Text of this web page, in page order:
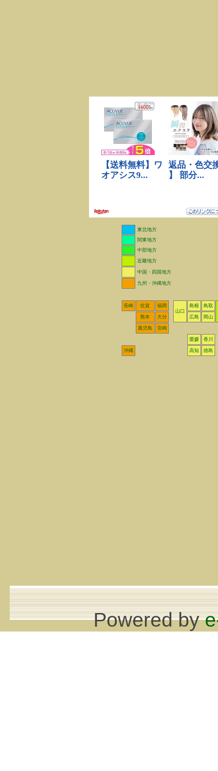
東北地方
関東地方
中部地方
近畿地方
中国・四国地方
九州・沖縄地方
長崎 佐賀
福岡
山口
島根
鳥取
熊本
大分 広島 岡山
鹿児島 宮崎
愛媛 香川
沖縄 高知 徳島
Powered by